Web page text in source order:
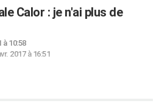
Calor : je n'ai plus de
à 10:58
2017 à 16:51